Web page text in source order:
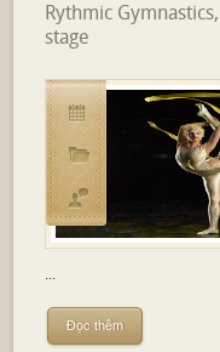
Rythmic
stage
...
Đọc thêm